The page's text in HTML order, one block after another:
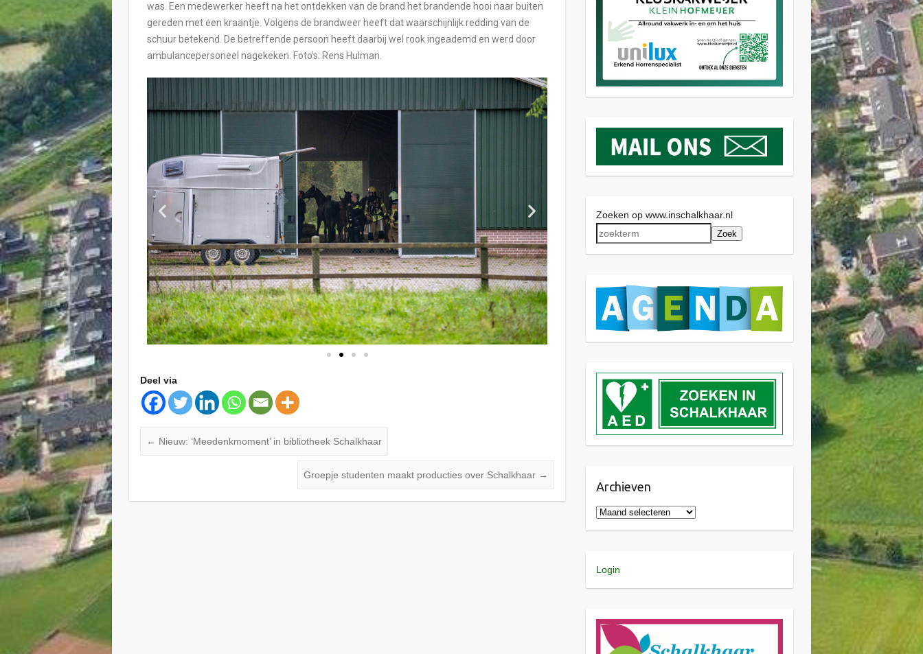
was. Een medewerker heeft na het ontdekken van de brand het brandende hooi naar buiten
gereden met een kraantje. Volgens de brandweer heeft dat waarschijnlijk redding van de
schuur betekend. De betreffende persoon heeft daarbij wel rook ingeademd en werd door
ambulancepersoneel nagekeken. Foto’s: Rens Hulman.
Deel via
← Nieuw: ‘Meedenkmoment’ in bibliotheek Schalkhaar
Groepje studenten maakt producties over Schalkhaar →
Zoeken op www.inschalkhaar.nl
Zoek
Archieven
Login